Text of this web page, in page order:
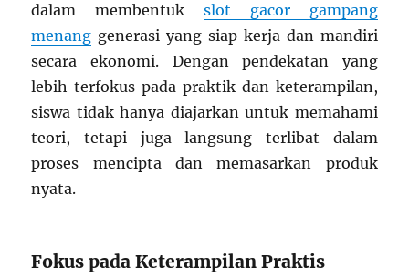
dalam membentuk slot gacor gampang
menang generasi yang siap kerja dan mandiri
secara ekonomi. Dengan pendekatan yang
lebih terfokus pada praktik dan keterampilan,
siswa tidak hanya diajarkan untuk memahami
teori, tetapi juga langsung terlibat dalam
proses mencipta dan memasarkan produk
nyata.
Fokus pada Keterampilan Praktis